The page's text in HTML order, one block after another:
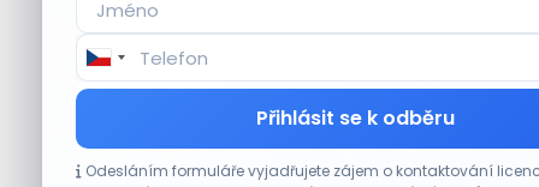
Přihlásit se k odběru
Odesláním formuláře vyjadřujete zájem o kontaktování
Tesla míří na obrovský trh samořiditelných